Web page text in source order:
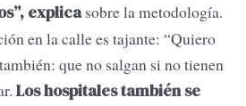
explicasobre la metodología.
en la calle es tajante: “Quiero
que no salgan si no tienen
Los hospitales también se